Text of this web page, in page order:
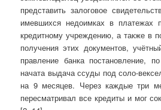
представить залоговое
имевшихся недоимках в платежах
кредитному учреждению, а также в
получения этих документов,
правление банка постановление,
начата выдача ссуды под соло-
на 9 месяцев. Через каждые три
пересматривал все кредиты и мог